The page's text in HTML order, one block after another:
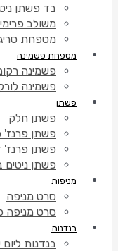
בד פשתן
משולב
מטפחת
מטפחת פשמינה
פשמינה
פשמינה
פשתן
פשתן חלק
פשתן פרנז'
פשתן פרנז'
פשתן ניטים
מניפות
סרט מניפה
סרט מניפה
בנדנות
בנדנות ליום